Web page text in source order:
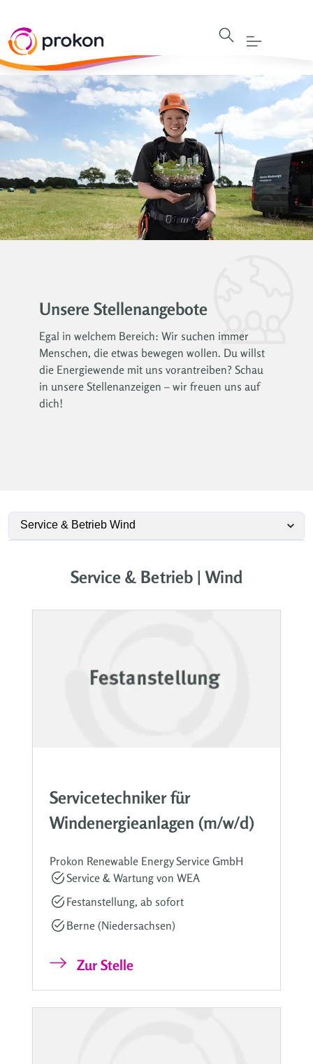
Unsere Stellenangebote
Egal in welchem Bereich: Wir suchen immer
Menschen, die etwas bewegen wollen. Du willst
die Energiewende mit uns vorantreiben? Schau
in unsere Stellenanzeigen – wir freuen uns auf
dich!
Service & Betrieb | Wind
Servicetechniker für
Windenergieanlagen (m/w/d)
Prokon Renewable Energy Service GmbH
Service & Wartung von WEA
Festanstellung, ab sofort
Berne (Niedersachsen)
Zur Stelle